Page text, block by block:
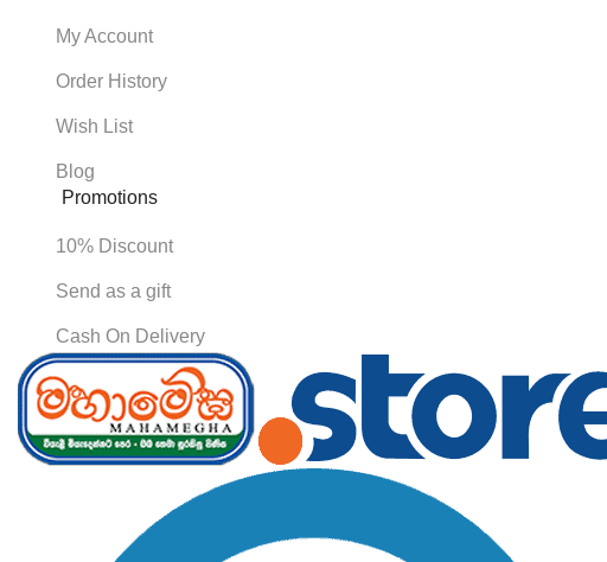
My Account
Order History
Wish List
Blog
Promotions
10% Discount
Send as a gift
Cash On Delivery